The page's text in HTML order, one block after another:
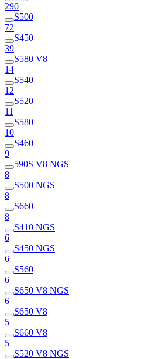
290
S500
72
S450
39
S580 V8
14
S540
12
S520
11
S580
10
S460
9
590S V8 NGS
8
S500 NGS
8
S660
8
S410 NGS
6
S450 NGS
6
S560
6
S650 V8 NGS
6
S650 V8
5
S660 V8
5
S520 V8 NGS